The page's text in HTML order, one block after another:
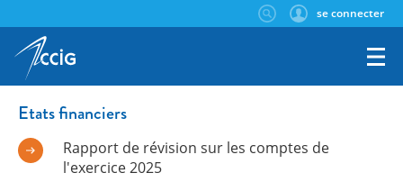
se connecter
Etats financiers
Rapport de révision sur les comptes de
l'exercice 2025